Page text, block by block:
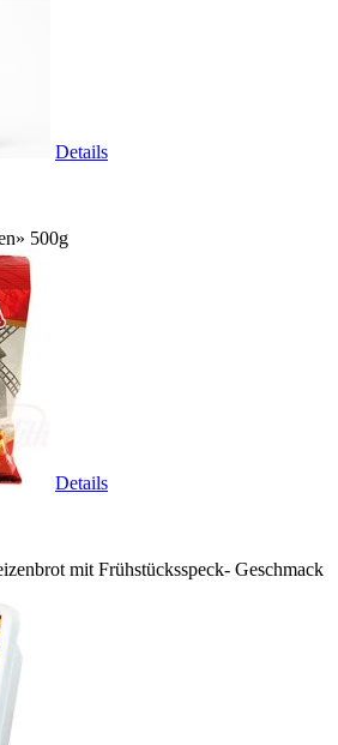
Details
500g
Details
mit Frühstücksspeck- Geschmack